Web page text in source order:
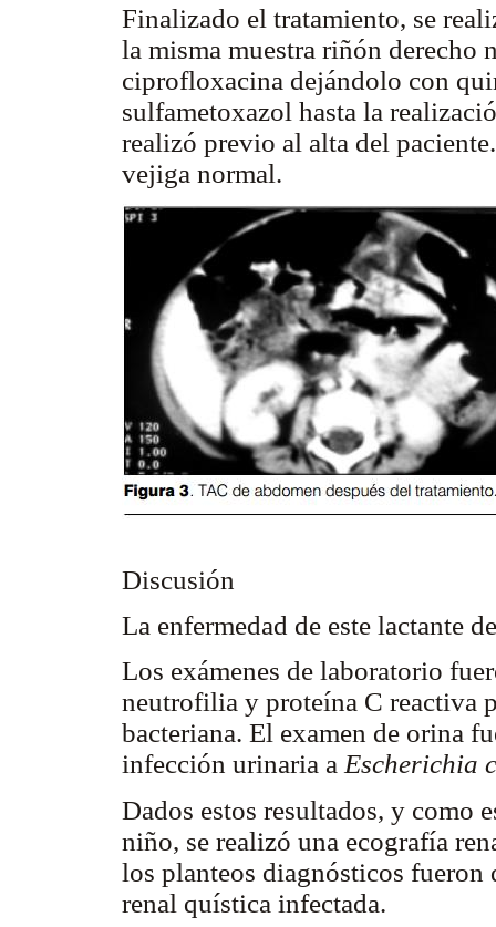
Finalizado el tratamiento, se
la misma muestra riñón derecho
ciprofloxacina dejándolo con
sulfametoxazol hasta la
realizó previo al alta del
vejiga normal.
Discusión
La enfermedad de este lactante
Los exámenes de laboratorio
neutrofilia y proteína C reactiva
bacteriana. El examen de orina
infección urinaria aEscherichia
Dados estos resultados, y como
niño, se realizó una ecografía
los planteos diagnósticos fueron
renal quística infectada.